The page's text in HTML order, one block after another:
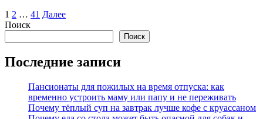
Пагинация
записей
1 2 … 41 Далее
Поиск
Поиск
Последние записи
Пансионаты для пожилых на время отпуска: как
временно устроить маму или папу и не переживать
Почему тёплый суп на завтрак лучше кофе с круассаном